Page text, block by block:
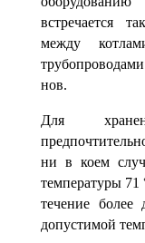
встречается
между
нов.
Для
ни в коем
температуры 71
течение более
допусти­мой